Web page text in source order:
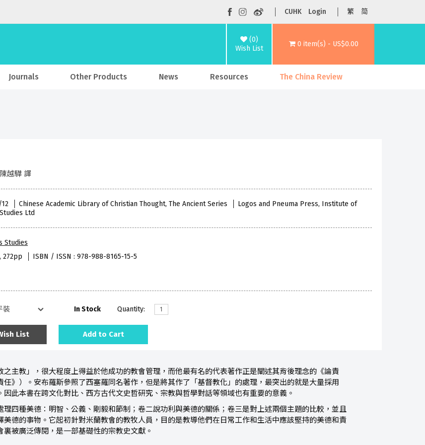
CUHK Login 繁 简
(0)
Wish List
0 item(s) - US$0.00
Journals Other Products News Resources The China Review
越驊 譯
Chinese Academic Library of Christian Thought, The Ancient Series
Logos and Pneuma Press, Institute of
Ltd
Studies
272pp
ISBN / ISSN : 978-988-8165-15-5
In Stock Quantity:
List Add to Cart
之主教」，很大程度上得益於他成功的教會管理，而他最有名的代表著作正是闡述其背後理念的《論責
任》）。安布羅斯參照了西塞羅同名著作，但是將其作了「基督教化」的處理，最突出的就是大量採用
因此本書在跨文化對比、西方古代文史哲研究、宗教與哲學對話等領域也有重要的意義。
理四種美德：明智、公義、剛毅和節制；卷二說功利與美德的關係；卷三是對上述兩個主題的比較，並且
美德的事物。它起初針對米蘭教會的教牧人員，目的是教導他們在日常工作和生活中應該堅持的美德和責
被廣泛傳閱，是一部基礎性的宗教史文獻。